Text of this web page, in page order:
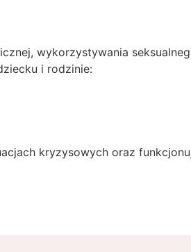
wykorzystywania
i rodzinie:
kryzysowych oraz